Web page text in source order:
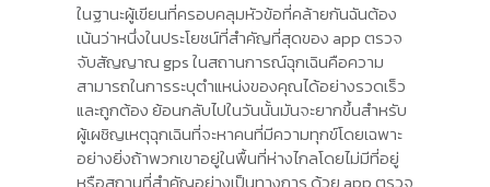
ในฐานะผู้เขียนที่ครอบคลุมหัวข้อที่คล้ายกันฉันต้อง
เน้นว่าหนึ่งในประโยชน์ที่สำคัญที่สุดของ app ตรวจ
จับสัญญาณ gps ในสถานการณ์ฉุกเฉินคือความ
สามารถในการระบุตำแหน่งของคุณได้อย่างรวดเร็ว
และถูกต้อง ย้อนกลับไปในวันนั้นมันจะยากขึ้นสำหรับ
ผู้เผชิญเหตุฉุกเฉินที่จะหาคนที่มีความทุกข์โดยเฉพาะ
อย่างยิ่งถ้าพวกเขาอยู่ในพื้นที่ห่างไกลโดยไม่มีที่อยู่